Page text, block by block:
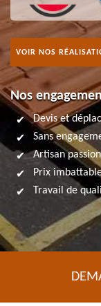
VOIR NOS
Nos
Devis et
Sans
Artisan
Prix
Travail de